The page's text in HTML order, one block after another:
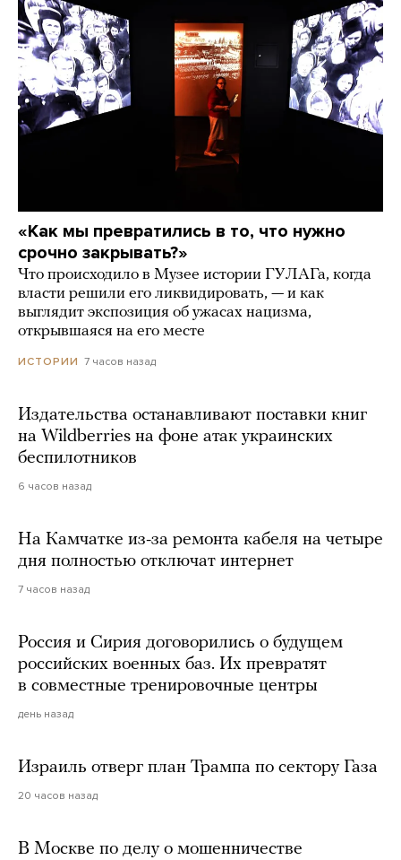
«Как мы превратились в то, что нужно
срочно закрывать?»
Что происходило в Музее истории ГУЛАГа, когда
власти решили его ликвидировать, — и как
выглядит экспозиция об ужасах нацизма,
открывшаяся на его месте
ИСТОРИИ 7 часов назад
Издательства останавливают поставки книг
на Wildberries на фоне атак украинских
беспилотников
6 часов назад
На Камчатке из-за ремонта кабеля на четыре
дня полностью отключат интернет
7 часов назад
Россия и Сирия договорились о будущем
российских военных баз. Их превратят
в совместные тренировочные центры
день назад
Израиль отверг план Трампа по сектору Газа
20 часов назад
В Москве по делу о мошенничестве